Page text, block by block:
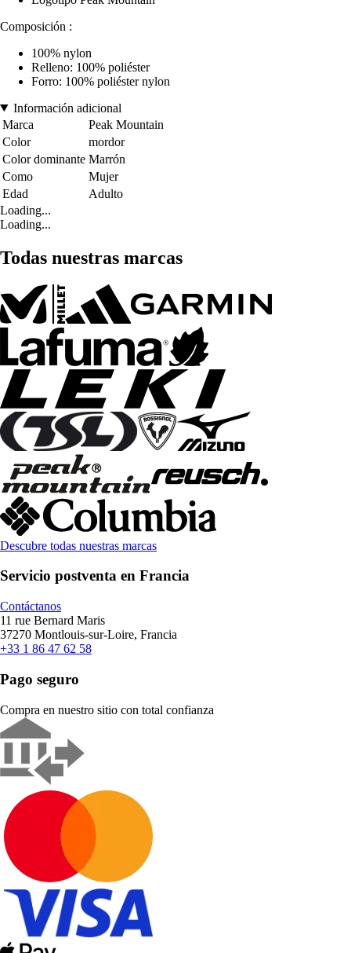
Composición :
100% nylon
Relleno: 100% poliéster
Forro: 100% poliéster nylon
Información adicional
Marca
Peak Mountain
Color
mordor
Color dominante Marrón
Como
Mujer
Edad
Adulto
Loading...
Loading...
Todas nuestras marcas
Descubre todas nuestras marcas
Servicio postventa en Francia
Contáctanos
11 rue Bernard Maris
37270 Montlouis-sur-Loire, Francia
+33 1 86 47 62 58
Pago seguro
Compra en nuestro sitio con total confianza